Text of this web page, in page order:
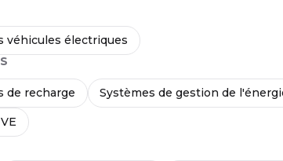
véhicules électriques
de recharge Systèmes de gestion de